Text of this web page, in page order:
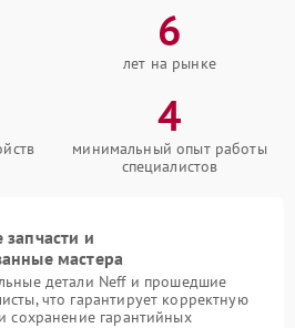
6
лет на рынке
4
минимальный опыт работы
специалистов
и
мастера
детали Neff и прошедшие
что гарантирует корректную
сохранение гарантийных